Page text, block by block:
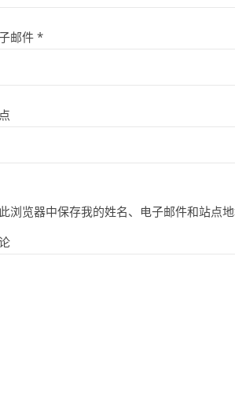
邮件 *
浏览器中保存我的姓名、电子邮件和站点